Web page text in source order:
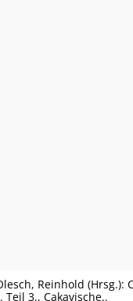
Reinhold (Hrsg.):
3., Cakavische..